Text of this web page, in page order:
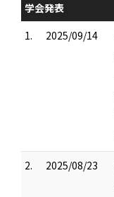
学会発表
1.
2025/09/14
2. 2025/08/23